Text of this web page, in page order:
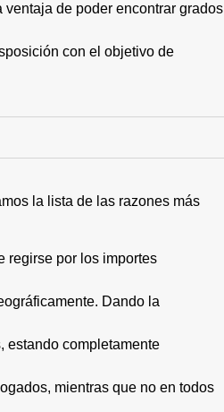
ventaja de poder encontrar grados
con el objetivo de
la lista de las razones más
regirse por los importes
Dando la
estando completamente
mientras que no en todos